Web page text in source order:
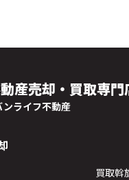
産売却・買取専門
ンライフ不動産
買取斡